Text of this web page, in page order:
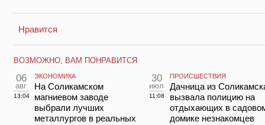
Нравится
ВОЗМОЖНО, ВАМ ПОНРАВИТСЯ
06
авг
13:04
ЭКОНОМИКА
На Соликамском
магниевом заводе
выбрали лучших
металлургов в реальных
30
июл
11:08
ПРОИСШЕСТВИЯ
Дачница из
вызвала полицию на
отдыхающих в
домике незнакомцев